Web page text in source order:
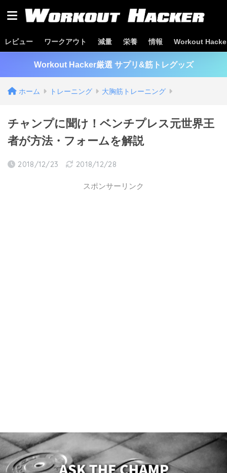
レビュー ワークアウト 減量 栄養 情報 Workout
Workout Hacker厳選 サプリ&筋トレグッズ
ホーム トレーニング 大胸筋トレーニング
チャンプに聞け！ベンチプレス元世界王
者が方法・フォームを解説
2018/12/23 2018/12/28
スポンサーリンク